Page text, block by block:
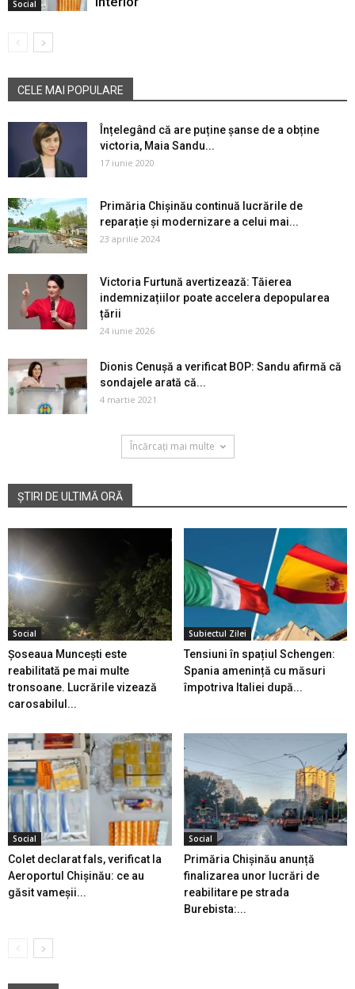
Social
CELE MAI POPULARE
Înțelegând că are puține șanse de a obține
victoria, Maia Sandu...
17 iunie 2020
Primăria Chișinău continuă lucrările de
reparație și modernizare a celui mai...
23 aprilie 2024
Victoria Furtună avertizează: Tăierea
indemnizațiilor poate accelera depopularea
țării
24 iunie 2026
Dionis Cenușă a verificat BOP: Sandu afirmă că
sondajele arată că...
4 martie 2021
Încărcați mai multe
ȘTIRI DE ULTIMĂ ORĂ
Social
Șoseaua Muncești este
reabilitată pe mai multe
tronsoane. Lucrările vizează
carosabilul...
Subiectul Zilei
Tensiuni în spațiul Schengen:
Spania amenință cu măsuri
împotriva Italiei după...
Social
Colet declarat fals, verificat la
Aeroportul Chișinău: ce au
găsit vameșii...
Social
Primăria Chișinău anunță
finalizarea unor lucrări de
reabilitare pe strada
Burebista:...